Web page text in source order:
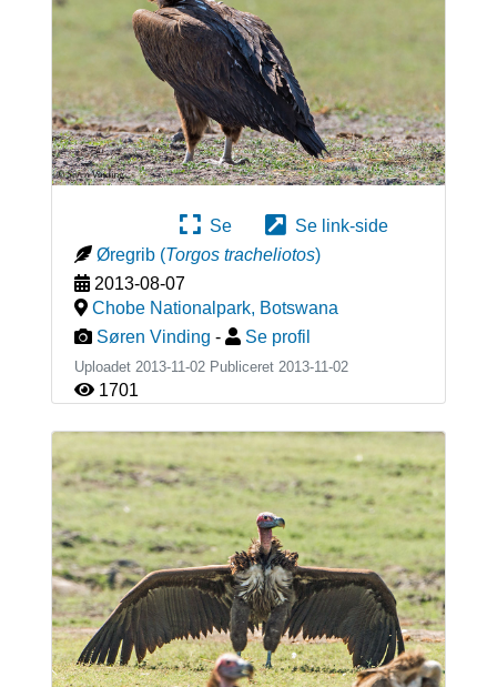
Se
Se link-side
Øregrib (Torgos tracheliotos)
2013-08-07
Chobe Nationalpark, Botswana
Søren Vinding - Se profil
Uploadet 2013-11-02 Publiceret 2013-11-02
1701